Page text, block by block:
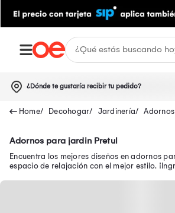
¿Dónde te gustaría recibir tu pedido?
Decohogar Jardinería
Adornos para jardin Pretul
Encuentra los mejores diseños en adornos
espacio de relajación con el mejor estilo.